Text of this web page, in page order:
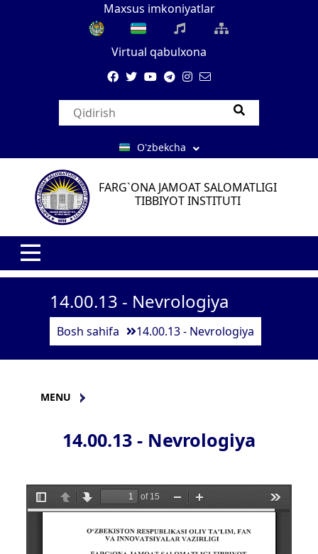
Maxsus imkoniyatlar
Virtual qabulxona
O'zbekcha
FARG`ONA JAMOAT SALOMATLIGI
TIBBIYOT INSTITUTI
14.00.13 - Nevrologiya
Bosh sahifa 14.00.13 - Nevrologiya
MENU
14.00.13 - Nevrologiya